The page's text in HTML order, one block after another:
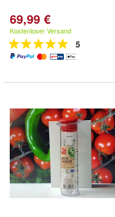
69,99 €
Kostenloser Versand
5